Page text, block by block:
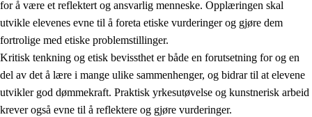
for å være et reflektert og ansvarlig menneske. Opplæringen skal
utvikle elevenes evne til å foreta etiske vurderinger og gjøre dem
fortrolige med etiske problemstillinger.
Kritisk tenkning og etisk bevissthet er både en forutsetning for og en
del av det å lære i mange ulike sammenhenger, og bidrar til at elevene
utvikler god dømmekraft. Praktisk yrkesutøvelse og kunstnerisk arbeid
krever også evne til å reflektere og gjøre vurderinger.